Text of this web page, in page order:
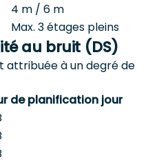
4 m / 6 m
Max. 3 étages pleins
au bruit (DS)
attribuée à un degré de
de planification jour